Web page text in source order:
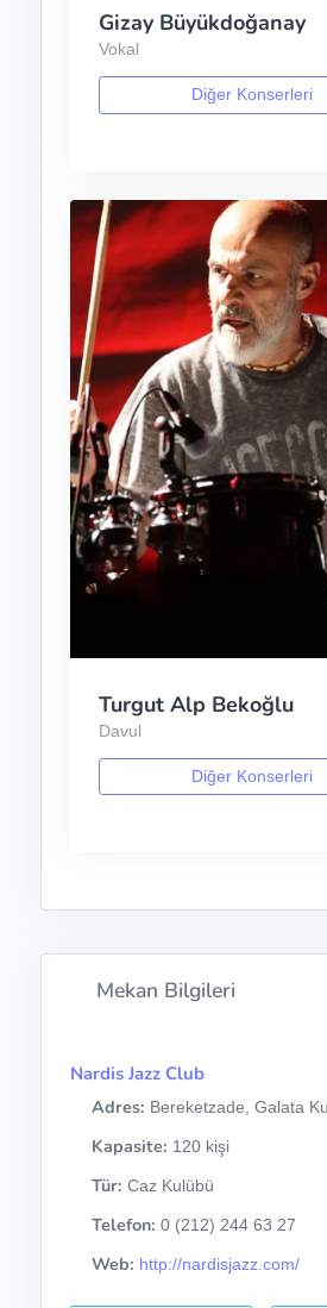
Gizay Büyükdoğanay
Vokal
Diğer Konserleri
Turgut Alp Bekoğlu
Davul
Diğer Konserleri
Mekan Bilgileri
Nardis Jazz Club
Adres: Bereketzade, Galata
Kapasite: 120 kişi
Tür: Caz Kulübü
Telefon: 0 (212) 244 63 27
Web: http://nardisjazz.com/